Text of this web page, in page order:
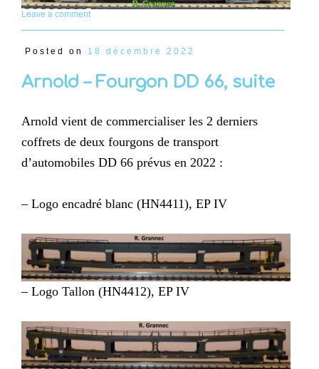
Leave a comment
Posted on 18 décembre 2022
Arnold – Fourgon DD 66, suite
Arnold vient de commercialiser les 2 derniers
coffrets de deux fourgons de transport
d’automobiles DD 66 prévus en 2022 :
– Logo encadré blanc (HN4411), EP IV
– Logo Tallon (HN4412), EP IV